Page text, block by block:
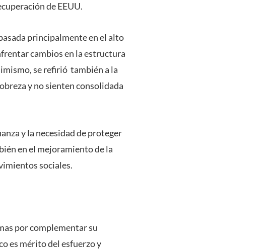
de EEUU.
principalmente en el alto
cambios en la estructura
se refirió también a la
y no sienten consolidada
y la necesidad de proteger
en el mejoramiento de la
sociales.
por complementar su
es mérito del esfuerzo y